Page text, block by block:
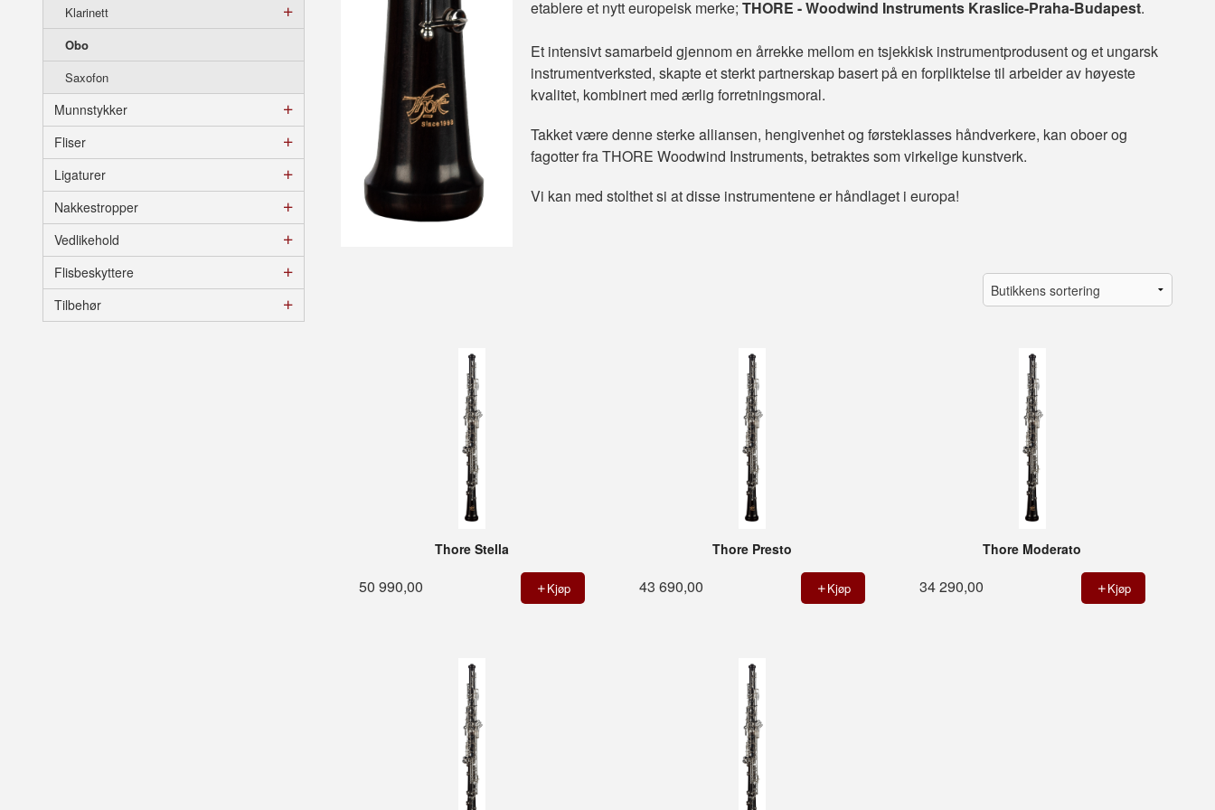
Klarinett
Obo
Saxofon
Munnstykker
Fliser
Ligaturer
Nakkestropper
Vedlikehold
Flisbeskyttere
Tilbehør
etablere et nytt europeisk merke; THORE - Woodwind Instruments Kraslice-Praha-Budapest.
Et intensivt samarbeid gjennom en årrekke mellom en tsjekkisk instrumentprodusent og et ungarsk
instrumentverksted, skapte et sterkt partnerskap basert på en forpliktelse til arbeider av høyeste
kvalitet, kombinert med ærlig forretningsmoral.
Takket være denne sterke alliansen, hengivenhet og førsteklasses håndverkere, kan oboer og
fagotter fra THORE Woodwind Instruments, betraktes som virkelige kunstverk.
Vi kan med stolthet si at disse instrumentene er håndlaget i europa!
Thore Stella
50 990,00 Kjøp
Thore Presto
43 690,00 Kjøp
Thore Moderato
34 290,00 Kjøp